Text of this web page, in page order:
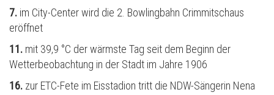
7. im City-Center wird die 2. Bowlingbahn Crimmitschaus
eröffnet
11. mit 39,9 °C der wärmste Tag seit dem Beginn der
Wetterbeobachtung in der Stadt im Jahre 1906
16. zur ETC-Fete im Eisstadion tritt die NDW-Sängerin Nena